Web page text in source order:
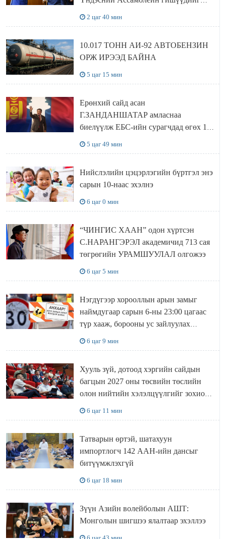
2 цаг 40 мин
10.017 ТОНН АИ-92 АВТОБЕНЗИН
ОРЖ ИРЭЭД БАЙНА
5 цаг 15 мин
Ерөнхий сайд асан
Г.ЗАНДАНШАТАР амласнаа
биелүүлж ЕБС-ийн сурагчдад өгөх 10.
5 цаг 49 мин
Нийслэлийн цэцэрлэгийн бүртгэл энэ
сарын 10-наас эхэлнэ
6 цаг 0 мин
“ЧИНГИС ХААН” одон хүртсэн
С.НАРАНГЭРЭЛ академичид 713 сая
төгрөгийн УРАМШУУЛАЛ олгожээ
6 цаг 5 мин
Нэгдүгээр хорооллын арын замыг
наймдугаар сарын 6-ны 23:00 цагаас
түр хааж, борооны ус зайлуулах
6 цаг 9 мин
Хууль зүй, дотоод хэргийн сайдын
багцын 2027 оны төсвийн төслийн
олон нийтийн хэлэлцүүлгийг зохион
6 цаг 11 мин
Татварын өртэй, шатахуун
импортлогч 142 ААН-ийн дансыг
битүүмжлэхгүй
6 цаг 18 мин
Зүүн Азийн волейболын АШТ:
Монголын шигшээ ялалтаар эхэллээ